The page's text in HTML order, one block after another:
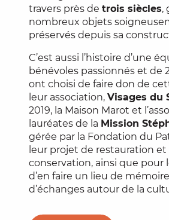
travers près de trois siècles,
nombreux objets
préservés depuis sa
C’est aussi l’histoire d’une
bénévoles passionnés et de
ont choisi de faire don de
leur association, Visages du
2019, la Maison Marot et
lauréates de la Mission
gérée par la Fondation du
leur projet de restauration et
conservation, ainsi que pour
d’en faire un lieu de
d’échanges autour de la